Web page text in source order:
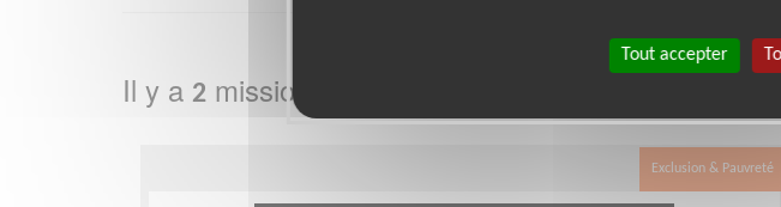
Il y a 2 missions bénévoles dans le département
Exclusion & Pauvreté
Tout accepter